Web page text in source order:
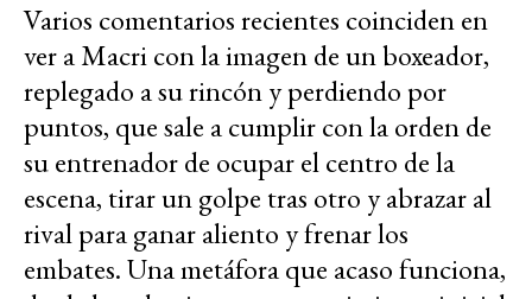
Varios comentarios recientes coinciden en
ver a Macri con la imagen de un boxeador,
replegado a su rincón y perdiendo por
puntos, que sale a cumplir con la orden de
su entrenador de ocupar el centro de la
escena, tirar un golpe tras otro y abrazar al
rival para ganar aliento y frenar los
embates. Una metáfora que acaso funciona,